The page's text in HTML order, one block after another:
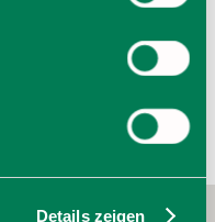
Details zeigen